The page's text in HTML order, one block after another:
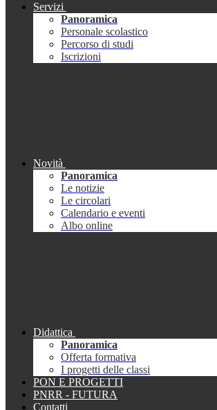
Servizi
Panoramica
Personale scolastico
Percorso di studi
Iscrizioni
Novità
Panoramica
Le notizie
Le circolari
Calendario e eventi
Albo online
Didattica
Panoramica
Offerta formativa
I progetti delle classi
PON E PROGETTI
PNRR - FUTURA
Contatti